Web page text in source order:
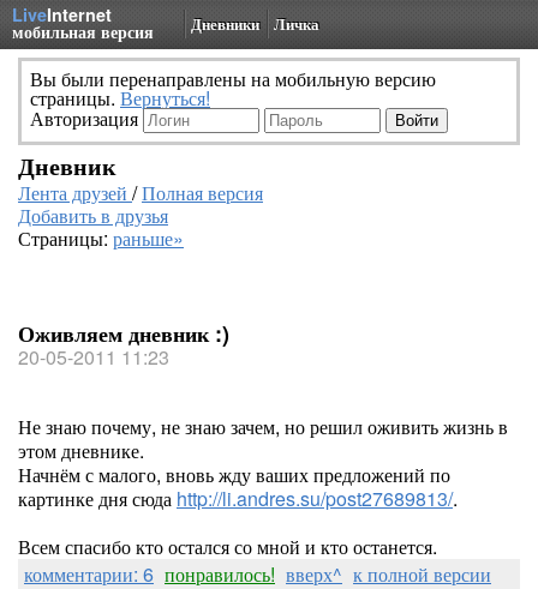
LiveInternet
мобильная версия Дневники Личка
Вы были перенаправлены на мобильную версию
страницы. Вернуться!
Авторизация
Дневник
Лента друзей /Полная версия
Добавить в друзья
Страницы: раньше»
Оживляем дневник :)
20-05-2011 11:23
Не знаю почему, не знаю зачем, но решил оживить жизнь в
этом дневнике.
Начнём с малого, вновь жду ваших предложений по
картинке дня сюда http://li.andres.su/post27689813/.
Всем спасибо кто остался со мной и кто останется.
комментарии: 6 понравилось! вверх^ к полной версии